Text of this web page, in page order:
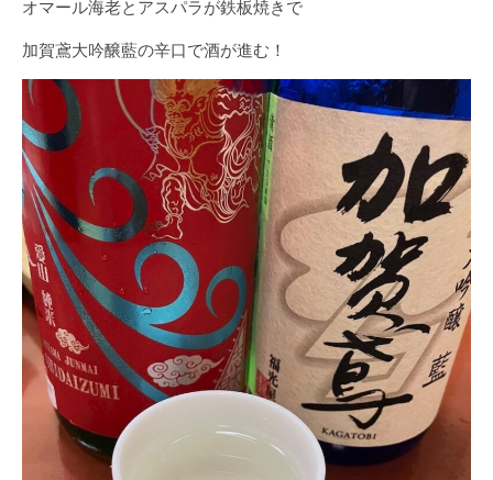
オマール海老とアスパラが鉄板焼きで
加賀鳶大吟醸藍の辛口で酒が進む！